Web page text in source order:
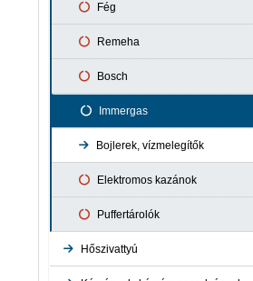
Fég
Remeha
Bosch
Immergas
Bojlerek, vízmelegítők
Hajdu
Bojler és tároló alkatrészek
Ariston bojlerek
Elektromos kazánok
Puffertárolók
Hőszivattyú